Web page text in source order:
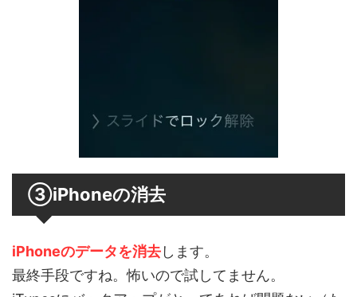
③iPhoneの消去
iPhoneのデータを消去します。
最終手段ですね。怖いので試してません。